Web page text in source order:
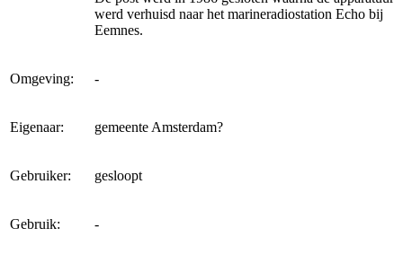
werd verhuisd naar het marineradiostation Echo bij
Eemnes.
Omgeving: -
Eigenaar: gemeente Amsterdam?
Gebruiker: gesloopt
Gebruik: -